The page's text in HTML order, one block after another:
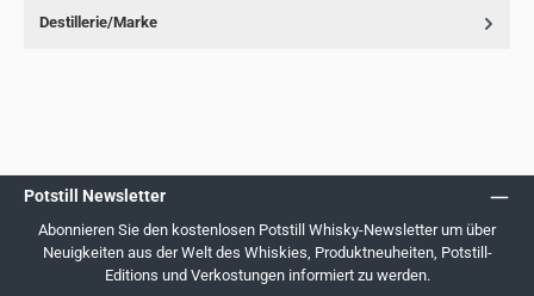
Destillerie/Marke
Potstill Newsletter
Abonnieren Sie den kostenlosen Potstill Whisky-Newsletter um über
Neuigkeiten aus der Welt des Whiskies, Produktneuheiten, Potstill-
Editions und Verkostungen informiert zu werden.